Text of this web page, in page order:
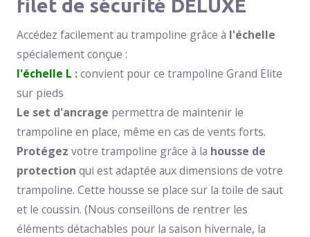
filet de sécurité DELUXE
Accédez facilement au trampoline grâce à l'échelle
spécialement conçue :
l'échelle L :convient pour ce trampoline Grand Elite
sur pieds
Le set d'ancrage permettra de maintenir le
trampoline en place, même en cas de vents forts.
Protégez votre trampoline grâce à la housse de
protection qui est adaptée aux dimensions de votre
trampoline. Cette housse se place sur la toile de saut
et le coussin. (Nous conseillons de rentrer les
éléments détachables pour la saison hivernale, la